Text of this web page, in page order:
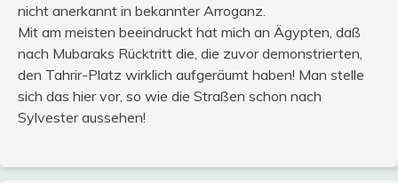
nicht anerkannt in bekannter Arroganz.
Mit am meisten beeindruckt hat mich an Ägypten, daß
nach Mubaraks Rücktritt die, die zuvor demonstrierten,
den Tahrir-Platz wirklich aufgeräumt haben! Man stelle
sich das hier vor, so wie die Straßen schon nach
Sylvester aussehen!